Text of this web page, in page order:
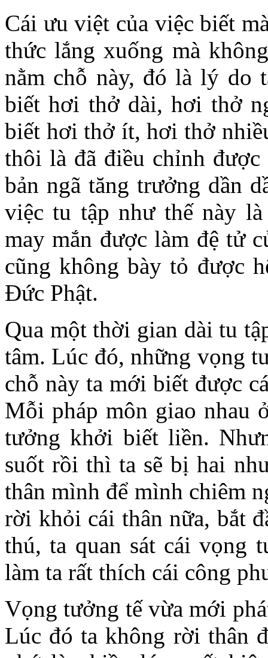
Cái ưu việt của việc biết
thức lắng xuống mà
nằm chỗ này, đó là lý do
biết hơi thở dài, hơi thở
biết hơi thở ít, hơi thở
thôi là đã điều chỉnh
bản ngã tăng trưởng dần
việc tu tập như thế này
may mắn được làm đệ tử
cũng không bày tỏ được
Đức Phật.
Qua một thời gian dài tu
tâm. Lúc đó, những vọng
chỗ này ta mới biết được
Mỗi pháp môn giao nhau
tưởng khởi biết liền.
suốt rồi thì ta sẽ bị hai
thân mình để mình chiêm
rời khỏi cái thân nữa, bắt
thú, ta quan sát cái vọng
làm ta rất thích cái công
Vọng tưởng tế vừa mới
Lúc đó ta không rời thân